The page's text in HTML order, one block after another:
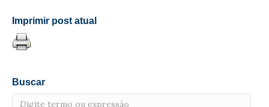
Imprimir post atual
Buscar